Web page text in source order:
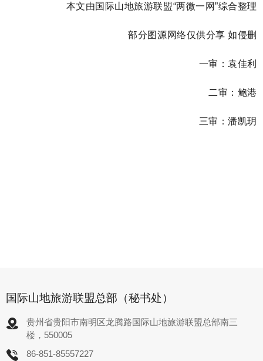
本文由国际山地旅游联盟“两微一网”综合整理
部分图源网络仅供分享 如侵删
一审：袁佳利
二审：鲍港
三审：潘凯玥
国际山地旅游联盟总部（秘书处）
贵州省贵阳市南明区龙腾路国际山地旅游联盟总部南三
楼，550005
86-851-85557227